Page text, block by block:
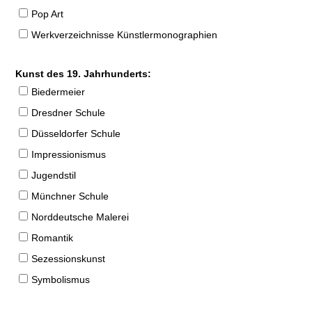
Pop Art
Werkverzeichnisse Künstlermonographien
Kunst des 19. Jahrhunderts:
Biedermeier
Dresdner Schule
Düsseldorfer Schule
Impressionismus
Jugendstil
Münchner Schule
Norddeutsche Malerei
Romantik
Sezessionskunst
Symbolismus